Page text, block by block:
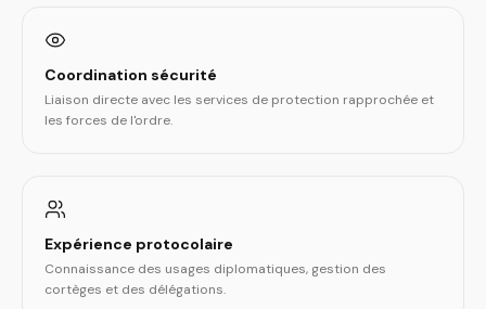
Coordination sécurité
Liaison directe avec les services de protection rapprochée et
les forces de l'ordre.
Expérience protocolaire
Connaissance des usages diplomatiques, gestion des
cortèges et des délégations.